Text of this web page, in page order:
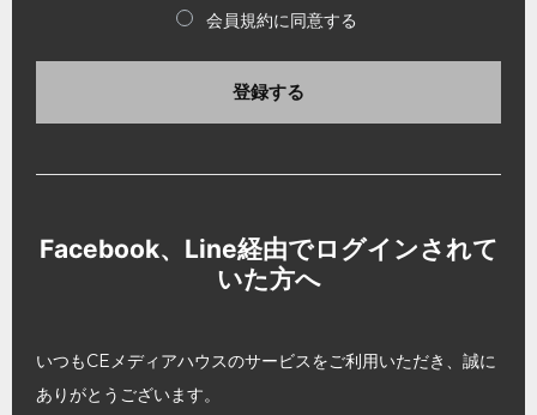
会員規約に同意する
登録する
Facebook、Line経由でログインされて
いた方へ
いつもCEメディアハウスのサービスをご利用いただき、誠に
ありがとうございます。